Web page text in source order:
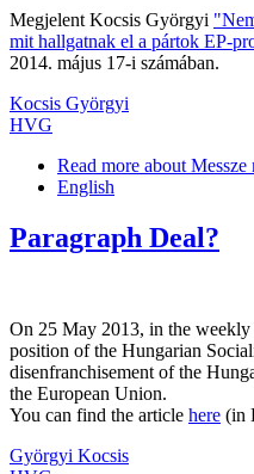
Megjelent Kocsis Györgyi
mit hallgatnak el a pártok EP-
2014. május 17-i számában.
Kocsis Györgyi
HVG
Read more about Messze
English
Paragraph Deal?
On 25 May 2013, in the
position of the Hungarian
disenfranchisement of the
the European Union.
You can find the article here (in
Györgyi Kocsis